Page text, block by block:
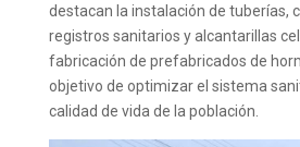
destacan la instalación de tuberías,
registros sanitarios y alcantarillas
fabricación de prefabricados de
objetivo de optimizar el sistema
calidad de vida de la población.